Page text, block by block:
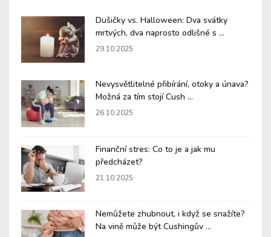
Dušičky vs. Halloween: Dva svátky
mrtvých, dva naprosto odlišné s ...
29.10.2025
Nevysvětlitelné přibírání, otoky a únava?
Možná za tím stojí Cush ...
26.10.2025
Finanční stres: Co to je a jak mu
předcházet?
21.10.2025
Nemůžete zhubnout, i když se snažíte?
Na vině může být Cushingův ...